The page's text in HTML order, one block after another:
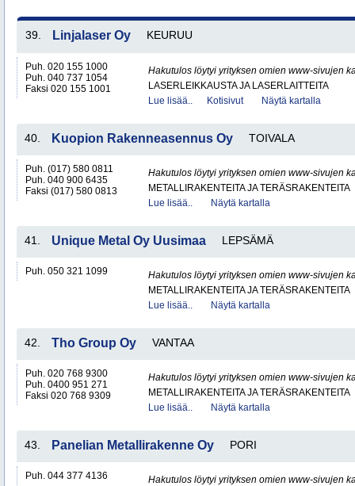
39. Linjalaser Oy KEURUU
Puh. 020 155 1000
Puh. 040 737 1054
Faksi 020 155 1001
Hakutulos löytyi yrityksen omien www-sivujen
LASERLEIKKAUSTA JA LASERLAITTEITA
Lue lisää..
Kotisivut Näytä kartalla
40. Kuopion Rakenneasennus Oy TOIVALA
Puh. (017) 580 0811
Puh. 040 900 6435
Faksi (017) 580 0813
Hakutulos löytyi yrityksen omien www-sivujen
METALLIRAKENTEITA JA TERÄSRAKENTEITA
Lue lisää..
Näytä kartalla
41. Unique Metal Oy Uusimaa LEPSÄMÄ
Puh. 050 321 1099
Hakutulos löytyi yrityksen omien www-sivujen
METALLIRAKENTEITA JA TERÄSRAKENTEITA
Lue lisää..
Näytä kartalla
42. Tho Group Oy VANTAA
Puh. 020 768 9300
Puh. 0400 951 271
Faksi 020 768 9309
Hakutulos löytyi yrityksen omien www-sivujen
METALLIRAKENTEITA JA TERÄSRAKENTEITA
Lue lisää..
Näytä kartalla
43. Panelian Metallirakenne Oy PORI
Puh. 044 377 4136
Hakutulos löytyi yrityksen omien www-sivujen